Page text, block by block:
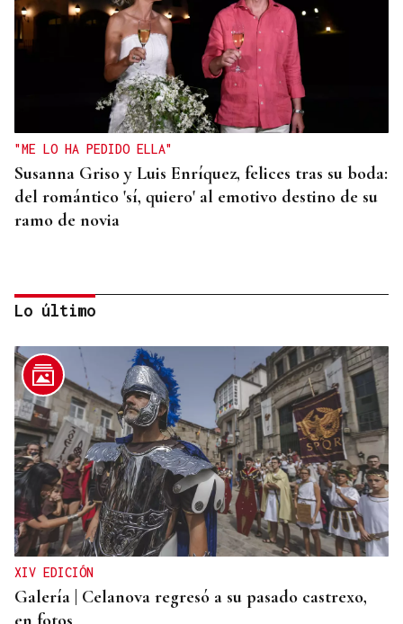
"ME LO HA PEDIDO ELLA"
Susanna Griso y Luis Enríquez, felices tras su boda:
del romántico 'sí, quiero' al emotivo destino de su
ramo de novia
QUEN CHO DIXO
¿Sabe usted que la reina Letizia hizo un guiño a
Ourense en la final del Mundial?
Lo último
XIV EDICIÓN
Galería | Celanova regresó a su pasado castrexo,